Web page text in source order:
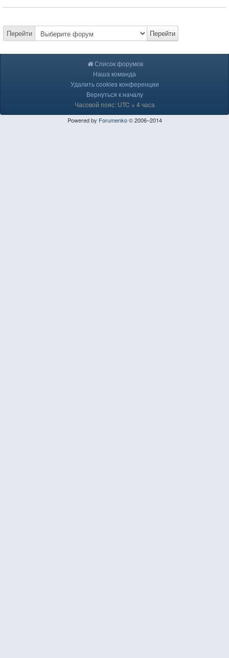
Перейти Перейти
Список форумов
Наша команда
Удалить cookies конференции
Вернуться к началу
Часовой пояс: UTC + 4 часа
Powered by Forumenko© 2006–2014